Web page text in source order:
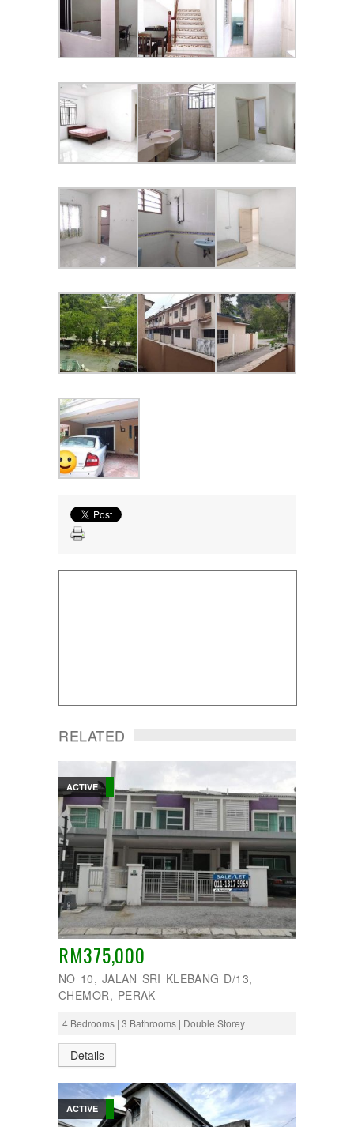
RELATED
ACTIVE
RM375,000
NO 10, JALAN SRI KLEBANG D/13,
CHEMOR, PERAK
4 Bedrooms | 3 Bathrooms | Double Storey
Details
ACTIVE